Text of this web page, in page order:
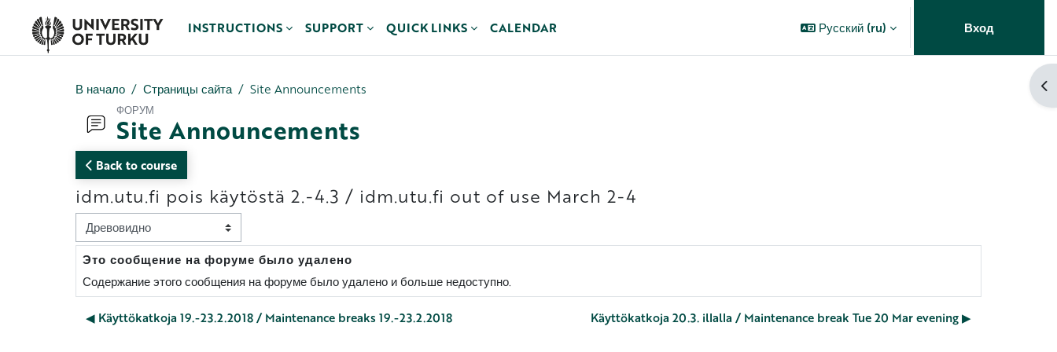
INSTRUCTIONS
SUPPORT QUICK LINKS CALENDAR Русский ‎(ru)‎ Вход
В начало Страницы сайта Site Announcements
ФОРУМ
Site Announcements
Back to course
idm.utu.fi pois käytöstä 2.-4.3 / idm.utu.fi out of use March 2-4
Режим отображения
Это сообщение на форуме было удалено
Количество ответов: 0
Содержание этого сообщения на форуме было удалено и больше недоступно.
◀︎ Käyttökatkoja 19.-23.2.2018 / Maintenance breaks 19.-23.2.2018 Käyttökatkoja 20.3. illalla / Maintenance break Tue 20 Mar evening ▶︎